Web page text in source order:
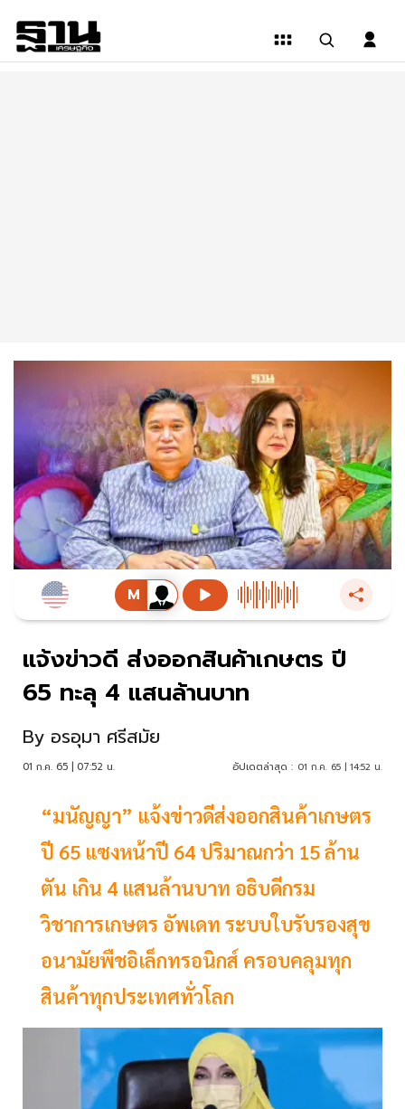
แจ้งข่าวดี ส่งออกสินค้าเกษตร ปี
65 ทะลุ 4 แสนล้านบาท
By อรอุมา ศรีสมัย
01 ก.ค. 65 | 07:52 น. อัปเดตล่าสุด : 01 ก.ค. 65 | 14:52 น.
“มนัญญา” แจ้งข่าวดีส่งออกสินค้าเกษตร
ปี 65 แซงหน้าปี 64 ปริมาณกว่า 15 ล้าน
ตัน เกิน 4 แสนล้านบาท อธิบดีกรม
วิชาการเกษตร อัพเดท ระบบใบรับรองสุข
อนามัยพืชอิเล็กทรอนิกส์ ครอบคลุมทุก
สินค้าทุกประเทศทั่วโลก